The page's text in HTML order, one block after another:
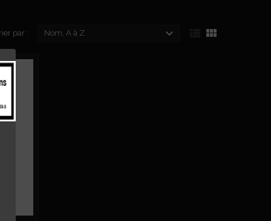
par : Nom, A à Z  